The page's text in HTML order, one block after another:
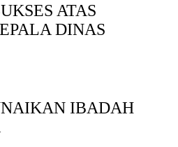
ATAS
DINAS
IBADAH